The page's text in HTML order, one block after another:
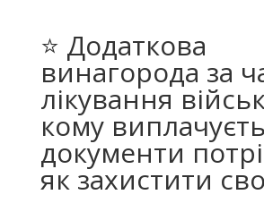
⭐ Додаткова
винагорода за
лікування
кому
документи
як захистити